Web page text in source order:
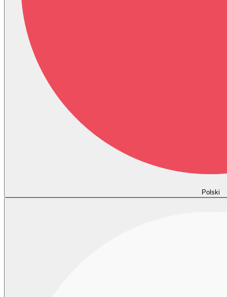
Polski